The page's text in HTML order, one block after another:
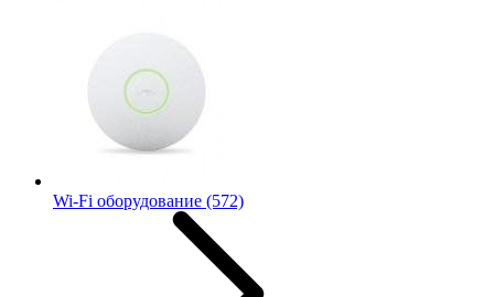
Wi-Fi оборудование (572)